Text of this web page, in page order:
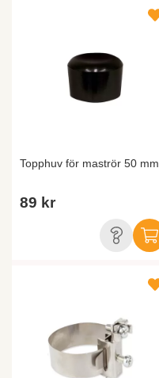
Topphuv för maströr 50 mm
89 kr